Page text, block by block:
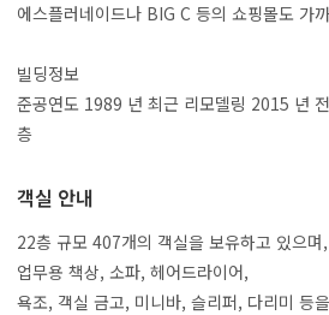
에스플러네이드나 BIG C 등의 쇼핑몰도 가
빌딩정보
준공연도 1989 년 최근 리모델링 2015 년
층
객실 안내
22층 규모 407개의 객실을 보유하고 있으
업무용 책상, 소파, 헤어드라이어,
욕조, 객실 금고, 미니바, 슬리퍼, 다리미 등